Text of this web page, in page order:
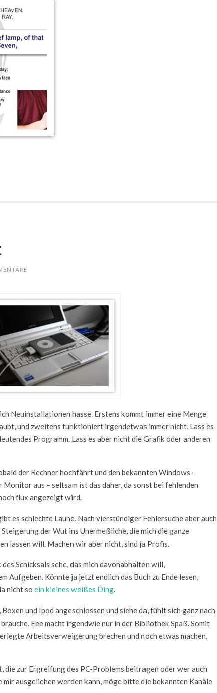
Neuinstallationen hasse. Erstens kommt immer eine Menge
und zweitens funktioniert irgendetwas immer nicht. Lass es
Programm. Lass es aber nicht die Grafik oder anderen
der Rechner hochfährt und den bekannten Windows-
aus – seltsam ist das daher, da sonst bei fehlenden
flux angezeigt wird.
es schlechte Laune. Nach vierstündiger Fehlersuche aber auch
der Wut ins Unermeßliche, die mich die ganze
lassen will. Machen wir aber nicht, sind ja Profis.
Schicksals sehe, das mich davonabhalten will,
Aufgeben. Könnte ja jetzt endlich das Buch zu Ende lesen,
nicht so ein kleines weißes Ding.
und Ipod angeschlossen und siehe da, fühlt sich ganz nach
Eee macht irgendwie nur in der Bibliothek Spaß. Somit
Arbeitsverweigerung brechen und noch etwas machen,
die zur Ergreifung des PC-Problems beitragen oder wer auch
ausgeliehen werden kann, möge bitte die bekannten Kanäle